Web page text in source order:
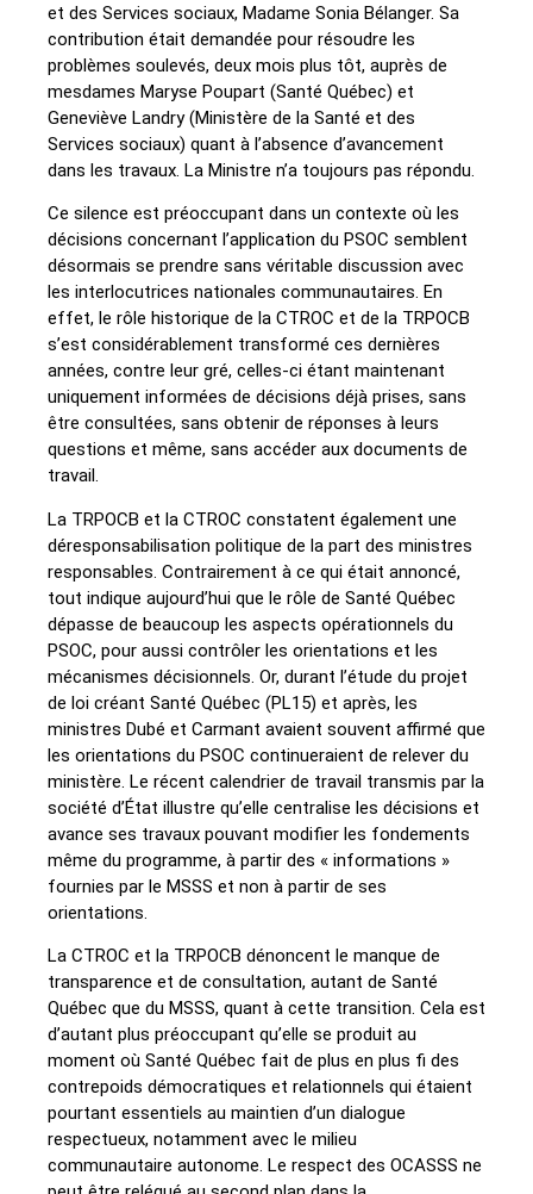
et des Services sociaux, Madame Sonia Bélanger. Sa
contribution était demandée pour résoudre les
problèmes soulevés, deux mois plus tôt, auprès de
mesdames Maryse Poupart (Santé Québec) et
Geneviève Landry (Ministère de la Santé et des
Services sociaux) quant à l’absence d’avancement
dans les travaux. La Ministre n’a toujours pas répondu.
Ce silence est préoccupant dans un contexte où les
décisions concernant l’application du PSOC semblent
désormais se prendre sans véritable discussion avec
les interlocutrices nationales communautaires. En
effet, le rôle historique de la CTROC et de la TRPOCB
s’est considérablement transformé ces dernières
années, contre leur gré, celles-ci étant maintenant
uniquement informées de décisions déjà prises, sans
être consultées, sans obtenir de réponses à leurs
questions et même, sans accéder aux documents de
travail.
La TRPOCB et la CTROC constatent également une
déresponsabilisation politique de la part des ministres
responsables. Contrairement à ce qui était annoncé,
tout indique aujourd’hui que le rôle de Santé Québec
dépasse de beaucoup les aspects opérationnels du
PSOC, pour aussi contrôler les orientations et les
mécanismes décisionnels. Or, durant l’étude du projet
de loi créant Santé Québec (PL15) et après, les
ministres Dubé et Carmant avaient souvent affirmé que
les orientations du PSOC continueraient de relever du
ministère. Le récent calendrier de travail transmis par la
société d’État illustre qu’elle centralise les décisions et
avance ses travaux pouvant modifier les fondements
même du programme, à partir des « informations »
fournies par le MSSS et non à partir de ses
orientations.
La CTROC et la TRPOCB dénoncent le manque de
transparence et de consultation, autant de Santé
Québec que du MSSS, quant à cette transition. Cela est
d’autant plus préoccupant qu’elle se produit au
moment où Santé Québec fait de plus en plus fi des
contrepoids démocratiques et relationnels qui étaient
pourtant essentiels au maintien d’un dialogue
respectueux, notamment avec le milieu
communautaire autonome. Le respect des OCASSS ne